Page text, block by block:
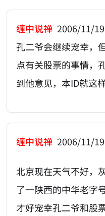
缠中说禅 2006/11/
孔二爷会继续宠幸，
点有关股票的事情，
到他意见，本ID就这
缠中说禅 2006/11/
北京现在天气不好，
了一陕西的中华老字
才好宠幸孔二爷和股